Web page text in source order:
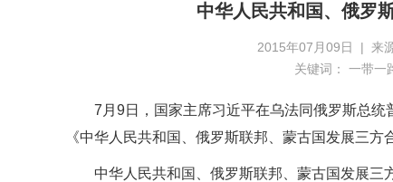
中华人民共和国、俄罗
2015年07月09日 | 来
关键词： 一带一
7月9日，国家主席习近平在乌法同俄罗斯总
《中华人民共和国、俄罗斯联邦、蒙古国发展三方
中华人民共和国、俄罗斯联邦、蒙古国发展三